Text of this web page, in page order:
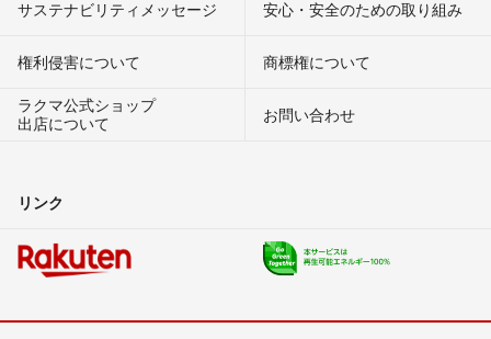
サステナビリティメッセージ 安心・安全のための取り組み
権利侵害について
商標権について
ラクマ公式ショップ
出店について
お問い合わせ
リンク